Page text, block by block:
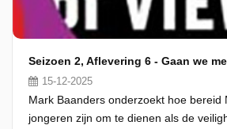
15-12-2025
Mark Baanders onderzoekt hoe bereid
jongeren zijn om te dienen als de